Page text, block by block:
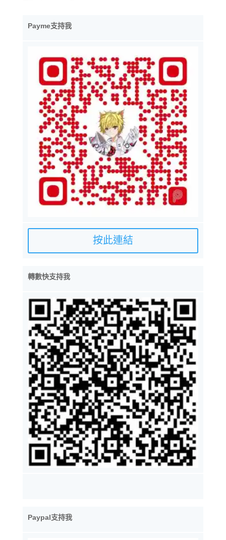
Payme支持我
按此連結
轉數快支持我
Paypal支持我